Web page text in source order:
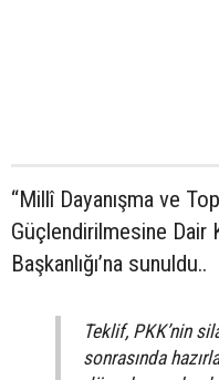
“Millî Dayanışma ve
Güçlendirilmesine Dair
Başkanlığı’na sunuldu..
Teklif, PKK’nin
sonrasında